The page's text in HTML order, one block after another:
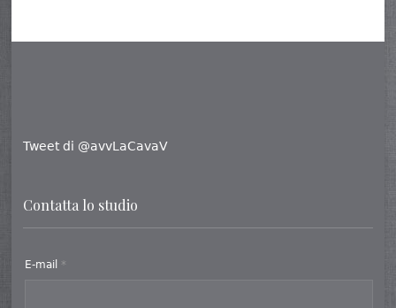
Tweet di @avvLaCavaV
Contatta lo studio
E-mail *